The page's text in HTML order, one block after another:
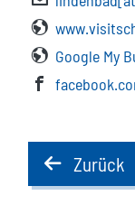
Google My
backZurück